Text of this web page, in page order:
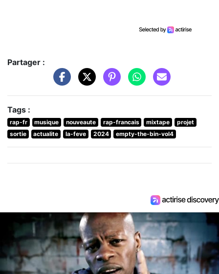
Partager :
Tags :
rap-fr musique nouveaute rap-francais mixtape
projet
sortie
actualite la-feve 2024 empty-the-bin-vol4